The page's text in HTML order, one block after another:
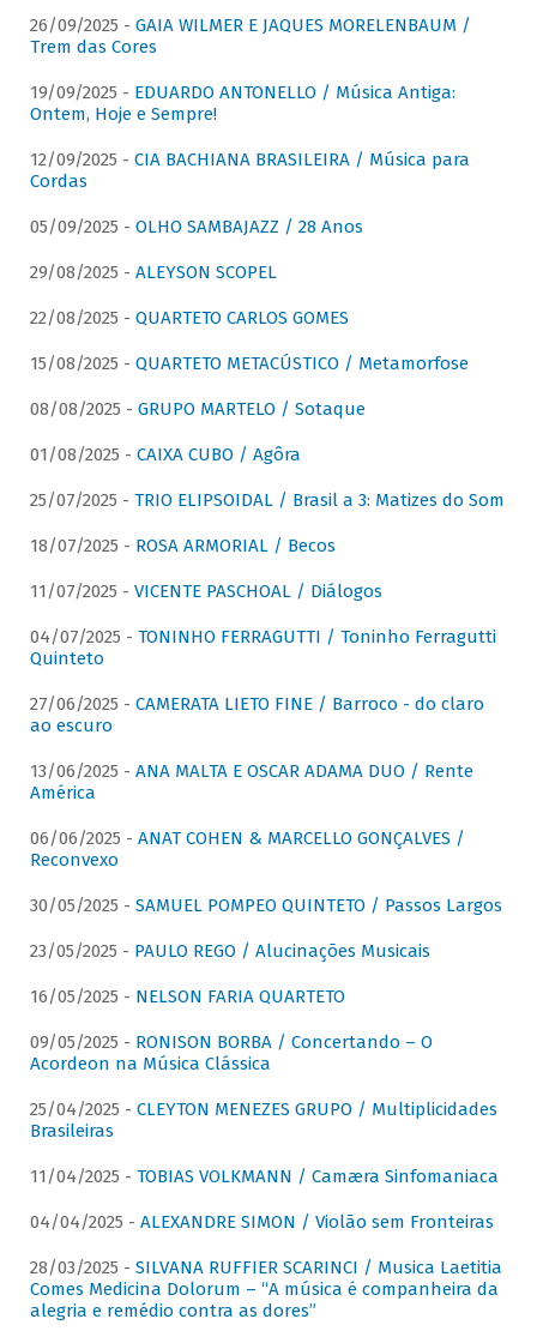
26/09/2025 - GAIA WILMER E JAQUES MORELENBAUM /
Trem das Cores
19/09/2025 - EDUARDO ANTONELLO / Música Antiga:
Ontem, Hoje e Sempre!
12/09/2025 - CIA BACHIANA BRASILEIRA / Música para
Cordas
05/09/2025 - OLHO SAMBAJAZZ / 28 Anos
29/08/2025 - ALEYSON SCOPEL
22/08/2025 - QUARTETO CARLOS GOMES
15/08/2025 - QUARTETO METACÚSTICO / Metamorfose
08/08/2025 - GRUPO MARTELO / Sotaque
01/08/2025 - CAIXA CUBO / Agôra
25/07/2025 - TRIO ELIPSOIDAL / Brasil a 3: Matizes do Som
18/07/2025 - ROSA ARMORIAL / Becos
11/07/2025 - VICENTE PASCHOAL / Diálogos
04/07/2025 - TONINHO FERRAGUTTI / Toninho Ferragutti
Quinteto
27/06/2025 - CAMERATA LIETO FINE / Barroco - do claro
ao escuro
13/06/2025 - ANA MALTA E OSCAR ADAMA DUO / Rente
América
06/06/2025 - ANAT COHEN & MARCELLO GONÇALVES /
Reconvexo
30/05/2025 - SAMUEL POMPEO QUINTETO / Passos Largos
23/05/2025 - PAULO REGO / Alucinações Musicais
16/05/2025 - NELSON FARIA QUARTETO
09/05/2025 - RONISON BORBA / Concertando – O
Acordeon na Música Clássica
25/04/2025 - CLEYTON MENEZES GRUPO / Multiplicidades
Brasileiras
11/04/2025 - TOBIAS VOLKMANN / Camæra Sinfomaniaca
04/04/2025 - ALEXANDRE SIMON / Violão sem Fronteiras
28/03/2025 - SILVANA RUFFIER SCARINCI / Musica Laetitia
Comes Medicina Dolorum – “A música é companheira da
alegria e remédio contra as dores”